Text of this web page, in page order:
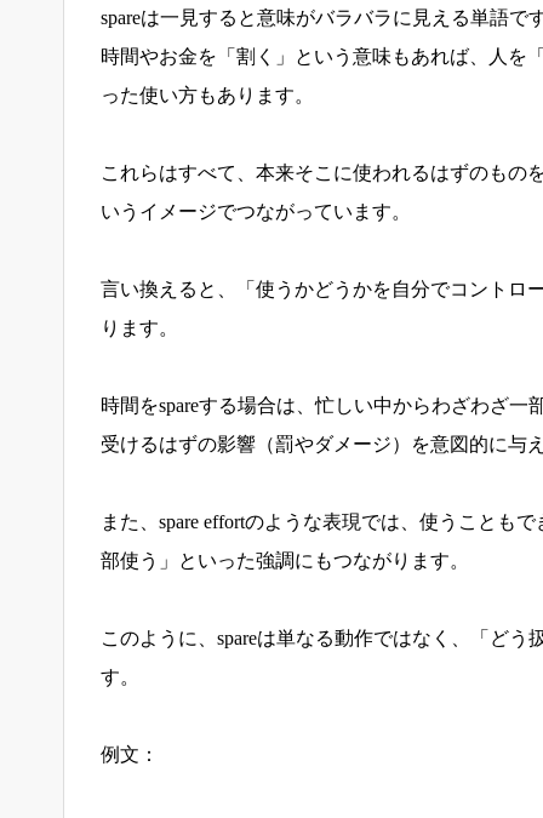
spareは一見すると意味がバラバラに見える単語
時間やお金を「割く」という意味もあれば、人を
った使い方もあります。
これらはすべて、本来そこに使われるはずのもの
いうイメージでつながっています。
言い換えると、「使うかどうかを自分でコントロ
ります。
時間をspareする場合は、忙しい中からわざわざ
受けるはずの影響（罰やダメージ）を意図的に与
また、spare effortのような表現では、使うことも
部使う」といった強調にもつながります。
このように、spareは単なる動作ではなく、「ど
す。
例文：